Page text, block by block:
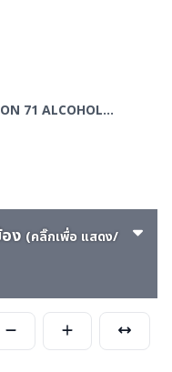
DETECTOR อุปกรณ์ตรวจสารเสพติด แอลกอฮอล์
ง (คลิ๊กเพื่อ แสดง/